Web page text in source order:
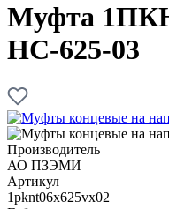
Муфта
НС-625-03
Производитель
АО ПЗЭМИ
Артикул
1pknt06x625vx02